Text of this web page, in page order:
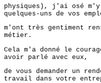
physiques), j'ai osé
quelques-uns de vos
m'ont très gentiment
métier.
Cela m'a donné le
avoir parlé avec eux,
de vous demander un
travail dans votre